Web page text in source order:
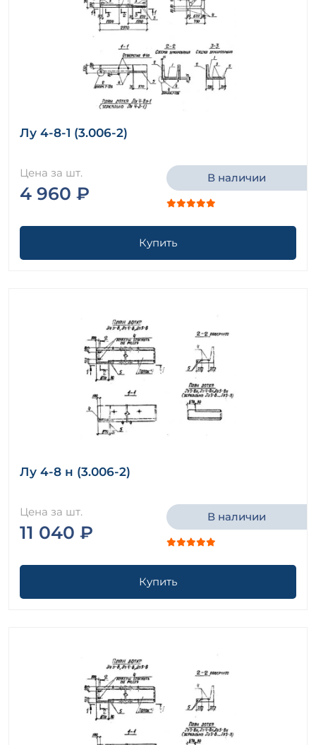
Лу 4-8-1 (3.006-2)
Цена за шт.
4 960 ₽
В наличии
Купить
Лу 4-8 н (3.006-2)
Цена за шт.
11 040 ₽
В наличии
Купить